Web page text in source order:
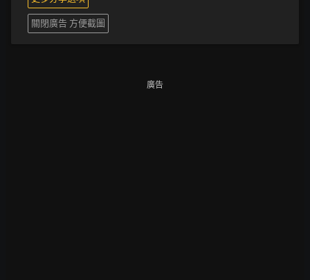
關閉廣告 方便截圖
廣告